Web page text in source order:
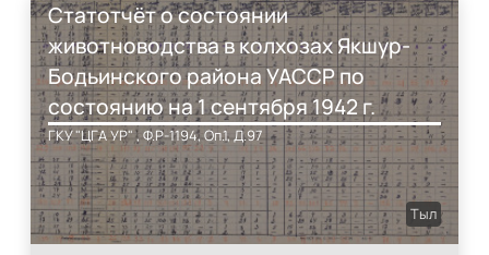
Статотчёт о состоянии
животноводства в колхозах Якшур-
Бодьинского района УАССР по
состоянию на 1 сентября 1942 г.
ГКУ "ЦГА УР" , Ф.Р-1194, Оп.1, Д.97
Тыл